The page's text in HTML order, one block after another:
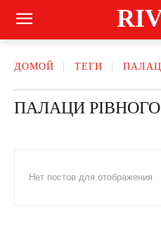
ДОМОЙ ТЕГИ
ПАЛАЦИ РІВНОГО
Нет постов для отображения